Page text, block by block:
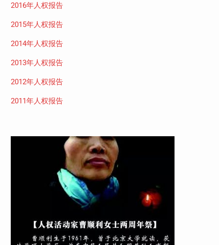
2016年人权报告
2015年人权报告
2014年人权报告
2013年人权报告
2012年人权报告
2011年人权报告